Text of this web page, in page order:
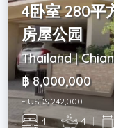
4卧室 280
房屋公园
Thailand |
฿ 8,000,000
~ USD$ 242,000
4 | 4 |